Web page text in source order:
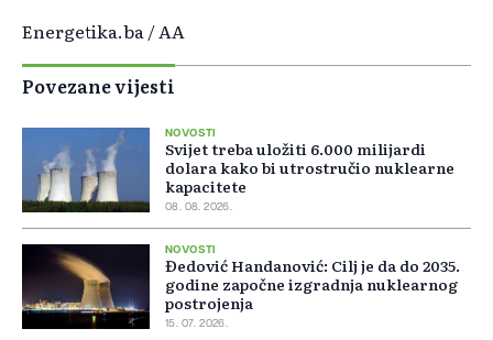
Energetika.ba / AA
Povezane vijesti
NOVOSTI
Svijet treba uložiti 6.000 milijardi
dolara kako bi utrostručio nuklearne
kapacitete
08. 08. 2026.
NOVOSTI
Đedović Handanović: Cilj je da do 2035.
godine započne izgradnja nuklearnog
postrojenja
15. 07. 2026.